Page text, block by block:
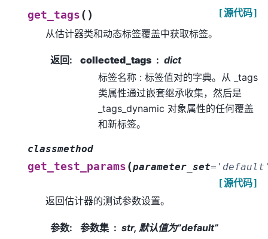
get_tags ( ) [源代码]
从估计器类和动态标签覆盖中获取标签。
返回: collected_tags
dict
标签名称 : 标签值对的字典。从 _tags
类属性通过嵌套继承收集，然后是
_tags_dynamic 对象属性的任何覆盖
和新标签。
classmethod
get_test_params (parameter_set=
[源代码]
返回估计器的测试参数设置。
参数: 参数集
str, 默认值为”default”